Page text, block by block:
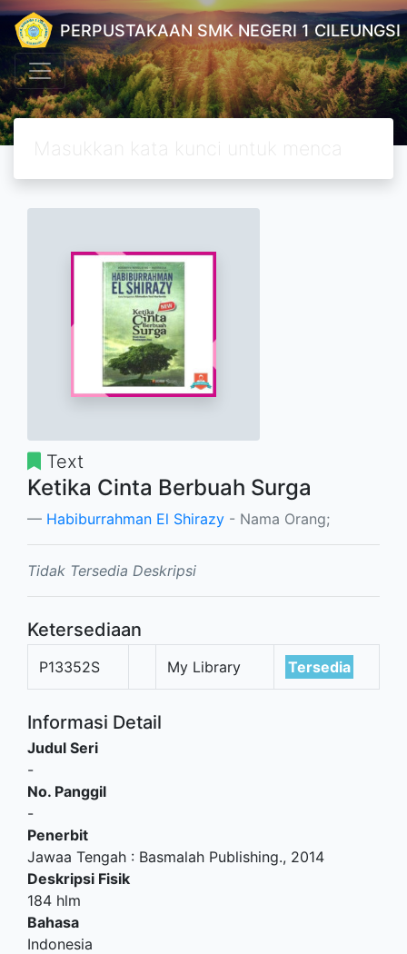
PERPUSTAKAAN SMK NEGERI 1 CILEUNGSI
Text
Ketika Cinta Berbuah Surga
Habiburrahman El Shirazy - Nama Orang;
Tidak Tersedia Deskripsi
Ketersediaan
P13352S My Library Tersedia
Informasi Detail
Judul Seri
-
No. Panggil
-
Penerbit
Jawaa Tengah : Basmalah Publishing., 2014
Deskripsi Fisik
184 hlm
Bahasa
Indonesia